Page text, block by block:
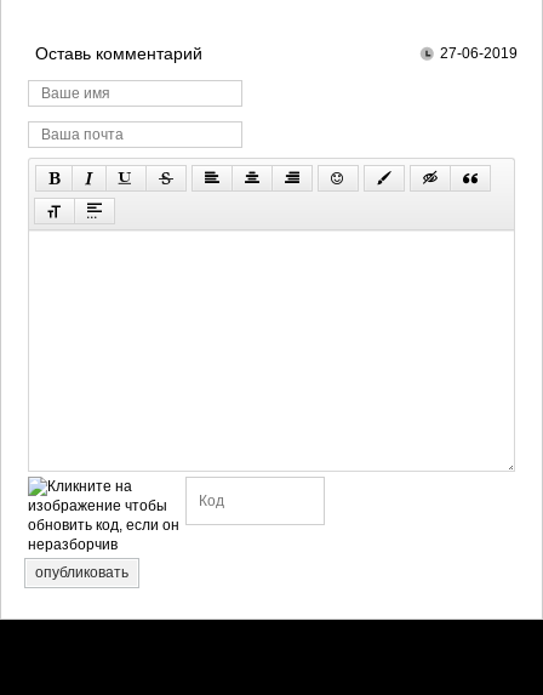
Оставь комментарий 27-06-2019
опубликовать